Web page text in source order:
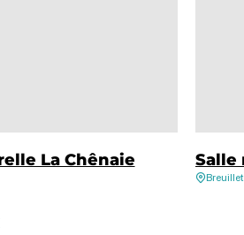
La Chênaie Salle
Breuillet